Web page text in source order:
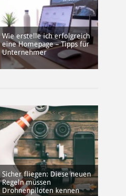
Wie erstelle ich erfolgreich
eine Homepage – Tipps für
Unternehmer
Sicher fliegen: Diese neuen
Regeln müssen
Drohnenpiloten kennen